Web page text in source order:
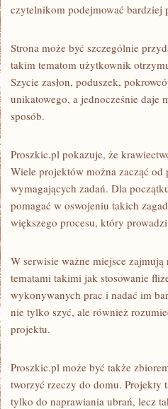
czytelnikom podejmować bardziej
Strona może być szczególnie
takim tematom użytkownik
Szycie zasłon, poduszek,
unikatowego, a jednocześnie
sposób.
Proszkic.pl pokazuje, że
Wiele projektów można zacząć od
wymagających zadań. Dla
pomagać w oswojeniu takich
większego procesu, który
W serwisie ważne miejsce
tematami takimi jak stosowanie
wykonywanych prac i nadać im
nie tylko szyć, ale również
projektu.
Proszkic.pl może być także
tworzyć rzeczy do domu. Projekty
tylko do naprawiania ubrań, lecz